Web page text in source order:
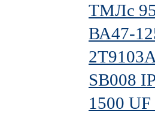
ТМЛс
ВА47-
SB008
1500